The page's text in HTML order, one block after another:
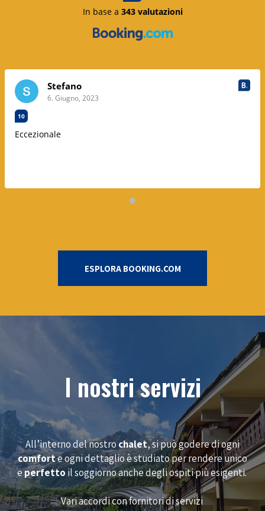
In base a 343 valutazioni
Stefano
6. Giugno, 2023
10
Eccezionale
ESPLORA BOOKING.COM
I nostri servizi
All’interno del nostrochalet, si può godere di ogni
comforte ogni dettaglio è studiato per rendere unico
eperfettoil soggiorno anche degli ospiti più esigenti.
Vari accordi con fornitori di servizi